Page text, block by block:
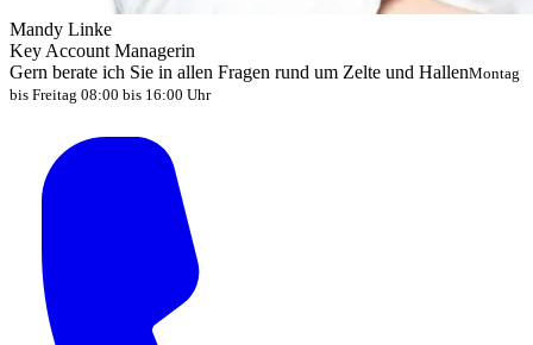
Mandy Linke
Key Account Managerin
Gern berate ich Sie in allen Fragen rund um Zelte und HallenMontag
bis Freitag 08:00 bis 16:00 Uhr